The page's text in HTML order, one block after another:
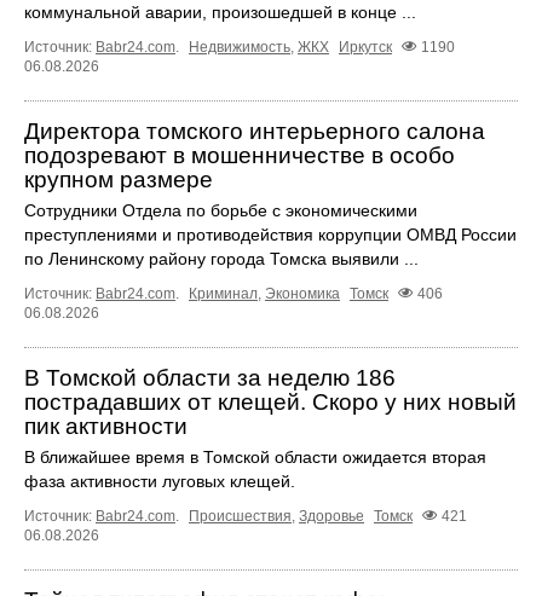
коммунальной аварии, произошедшей в конце ...
Источник: Babr24.com. Недвижимость, ЖКХ Иркутск
1190
06.08.2026
Директора томского интерьерного салона
подозревают в мошенничестве в особо
крупном размере
Сотрудники Отдела по борьбе с экономическими
преступлениями и противодействия коррупции ОМВД России
по Ленинскому району города Томска выявили ...
Источник: Babr24.com. Криминал, Экономика Томск
406
06.08.2026
В Томской области за неделю 186
пострадавших от клещей. Скоро у них новый
пик активности
В ближайшее время в Томской области ожидается вторая
фаза активности луговых клещей.
Источник: Babr24.com. Происшествия, Здоровье Томск
421
06.08.2026